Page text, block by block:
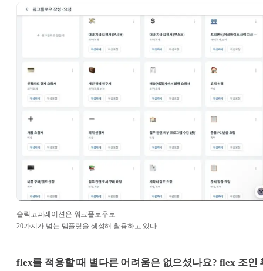
슬릭코퍼레이션은 워크플로우로
20가지가 넘는 템플릿을 생성해 활용하고 있다.
flex를 적용할 때 별다른 어려움은 없으셨나요? flex 조인